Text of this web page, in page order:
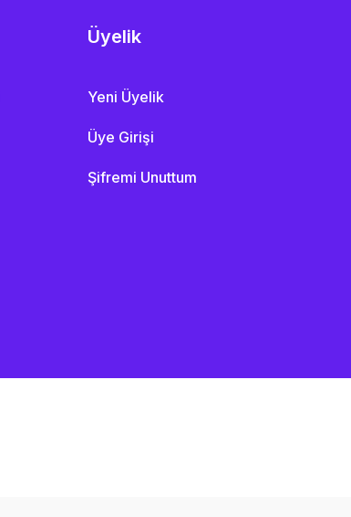
Üyelik
Yeni Üyelik
Üye Girişi
Şifremi Unuttum